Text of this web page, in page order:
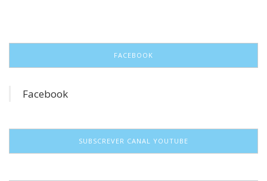
FACEBOOK
Facebook
SUBSCREVER CANAL YOUTUBE